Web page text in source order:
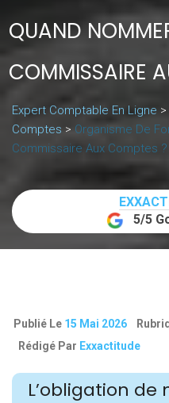
QUAND
COMMISSAIRE
Expert Comptable En Ligne >
Comptes > Organisme De
Commissaire Aux Comptes ?
5/5
Publié Le 15 Mai 2026
Rédigé Par Exxactitude
L’obligation